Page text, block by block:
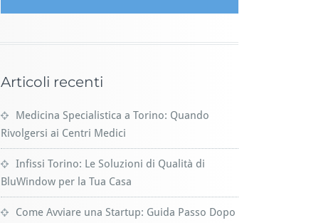
Articoli recenti
Medicina Specialistica a Torino: Quando
Rivolgersi ai Centri Medici
Infissi Torino: Le Soluzioni di Qualità di
BluWindow per la Tua Casa
Come Avviare una Startup: Guida Passo Dopo